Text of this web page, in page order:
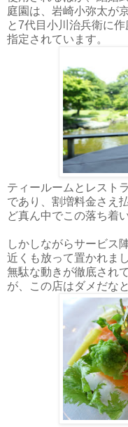
庭園は、岩崎小弥太が
と7代目小川治兵衛に
指定されています。
ティールームとレスト
であり、割増料金さえ
ど真ん中でこの落ち着
しかしながらサービス
近くも放って置かれま
無駄な動きが徹底され
が、この店はダメだな